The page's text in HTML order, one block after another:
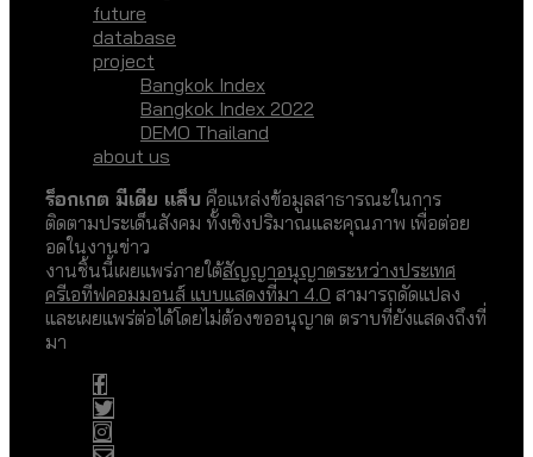
future
database
project
Bangkok Index
Bangkok Index 2022
DEMO Thailand
about us
ร็อกเกต มีเดีย แล็บ คือแหล่งข้อมูลสาธารณะในการ
ติดตามประเด็นสังคม ทั้งเชิงปริมาณและคุณภาพ เพื่อต่อย
อดในงานข่าว
งานชิ้นนี้เผยแพร่ภายใต้สัญญาอนุญาตระหว่างประเทศ
ครีเอทีฟคอมมอนส์ แบบแสดงที่มา 4.0 สามารถดัดแปลง
และเผยแพร่ต่อได้โดยไม่ต้องขออนุญาต ตราบที่ยังแสดงถึงที่
มา